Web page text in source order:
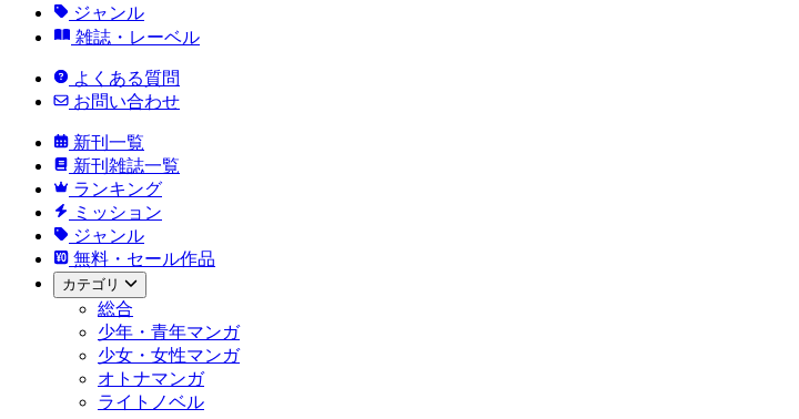
ジャンル
雑誌・レーベル
よくある質問
お問い合わせ
新刊一覧
新刊雑誌一覧
ランキング
ミッション
ジャンル
無料・セール作品
カテゴリ
総合
少年・青年マンガ
少女・女性マンガ
オトナマンガ
ライトノベル